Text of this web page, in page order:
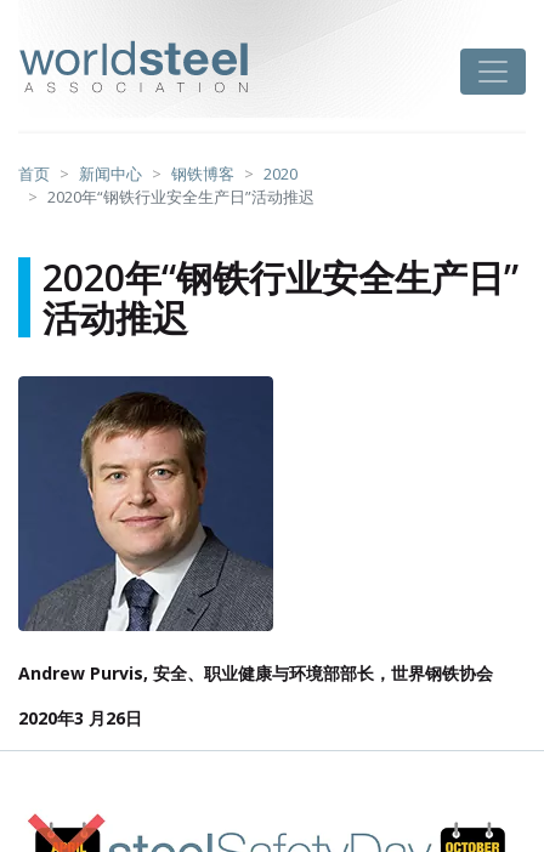
首页 新闻中心 钢铁博客
2020
2020年“钢铁行业安全生产日”活动推迟
2020年“钢铁行业安全生产日”
活动推迟
Andrew Purvis, 安全、职业健康与环境部部长，世界钢铁协会
2020年3 月26日